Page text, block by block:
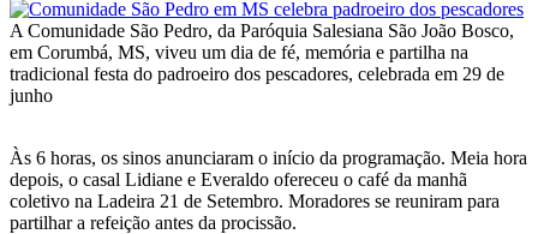
A Comunidade São Pedro, da Paróquia Salesiana São João Bosco,
em Corumbá, MS, viveu um dia de fé, memória e partilha na
tradicional festa do padroeiro dos pescadores, celebrada em 29 de
junho
Às 6 horas, os sinos anunciaram o início da programação. Meia hora
depois, o casal Lidiane e Everaldo ofereceu o café da manhã
coletivo na Ladeira 21 de Setembro. Moradores se reuniram para
partilhar a refeição antes da procissão.